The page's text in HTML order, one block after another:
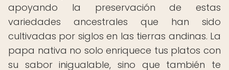
apoyando la preservación de estas
variedades ancestrales que han sido
cultivadas por siglos en las tierras andinas. La
papa nativa no solo enriquece tus platos con
su sabor inigualable, sino que también te